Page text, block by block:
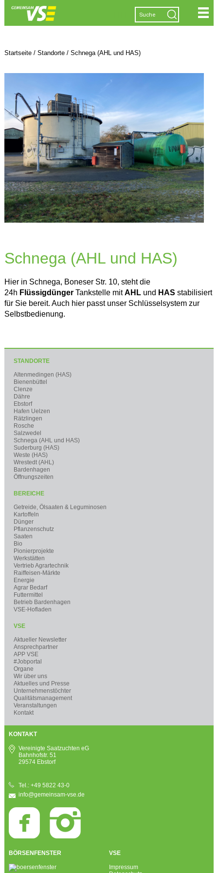
Startseite/ Standorte/ Schnega (AHL und HAS)
Schnega (AHL und HAS)
Hier in Schnega, Boneser Str. 10, steht die
24h Flüssigdünger Tankstelle mitAHL und HAS stabilisiert
für Sie bereit. Auch hier passt unser Schlüsselsystem zur
Selbstbedienung.
STANDORTE
Altenmedingen (HAS)
Bienenbüttel
Clenze
Dähre
Ebstorf
Hafen Uelzen
Rätzlingen
Rosche
Salzwedel
Schnega (AHL und HAS)
Suderburg (HAS)
Weste (HAS)
Wrestedt (AHL)
Bardenhagen
Öffnungszeiten
BEREICHE
Getreide, Ölsaaten & Leguminosen
Kartoffeln
Dünger
Pflanzenschutz
Saaten
Bio
Pionierprojekte
Werkstätten
Vertrieb Agrartechnik
Raiffeisen-Märkte
Energie
Agrar Bedarf
Futtermittel
Betrieb Bardenhagen
VSE-Hofladen
VSE
Aktueller Newsletter
Ansprechpartner
APP VSE
#Jobportal
Organe
Wir über uns
Aktuelles und Presse
Unternehmenstöchter
Qualitätsmanagement
Veranstaltungen
Kontakt
KONTAKT
Vereinigte Saatzuchten eG
Bahnhofstr. 51
29574 Ebstorf
Tel.: +49 5822 43-0
info@gemeinsam-vse.de
BÖRSENFENSTER VSE
Impressum